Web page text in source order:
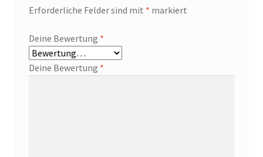
Erforderliche Felder sind mit * markiert
Deine Bewertung *
Deine Bewertung *